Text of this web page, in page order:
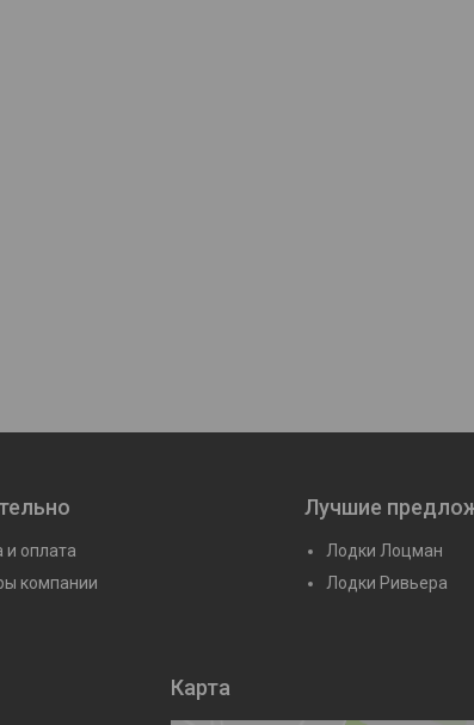
и оплата
компании
Лучшие
Лодки Лоцман
Лодки Ривьера
Карта